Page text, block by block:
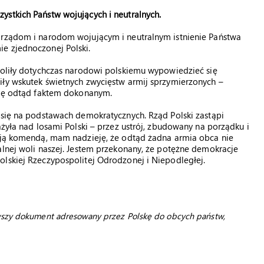
Państw wojujących i neutralnych.
i narodom wojującym i neutralnym istnienie Państwa
zjednoczonej Polski.
dotychczas narodowi polskiemu wypowiedzieć się
wskutek świetnych zwycięstw armij sprzymierzonych –
odtąd faktem dokonanym.
na podstawach demokratycznych. Rząd Polski zastąpi
nad losami Polski – przez ustrój, zbudowany na porządku i
komendą, mam nadzieję, że odtąd żadna armia obca nie
woli naszej. Jestem przekonany, że potężne demokracje
Rzeczypospolitej Odrodzonej i Niepodległej.
dokument adresowany przez Polskę do obcych państw,